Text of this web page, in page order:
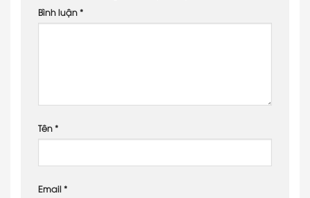
Bình luận *
Tên *
Email *